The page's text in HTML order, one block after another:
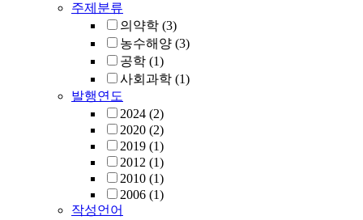
주제분류
의약학 (3)
농수해양 (3)
공학 (1)
사회과학 (1)
발행연도
2024 (2)
2020 (2)
2019 (1)
2012 (1)
2010 (1)
2006 (1)
작성언어